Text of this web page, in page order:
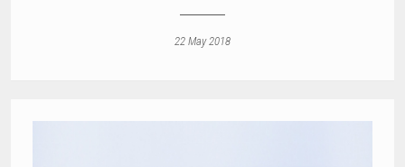
22 May 2018